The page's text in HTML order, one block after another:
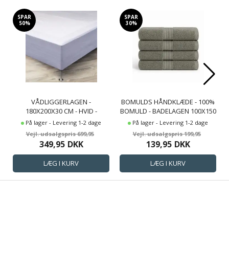
SPAR
50%
VÅDLIGGERLAGEN -
180X200X30 CM - HVID -
VÅDLIGGER I FACONLAGEN -
NORDSTRAND HOME
MADRASBESKYTTER
På lager - Levering 1-2 dage
699,95
349,95 DKK
SPAR
30%
BOMULDS HÅNDKLÆDE - 100%
BOMULD - BADELAGEN 100X150
CM - MAGNOLIA - STØVET
På lager - Levering 1-2 dage
199,95
139,95 DKK